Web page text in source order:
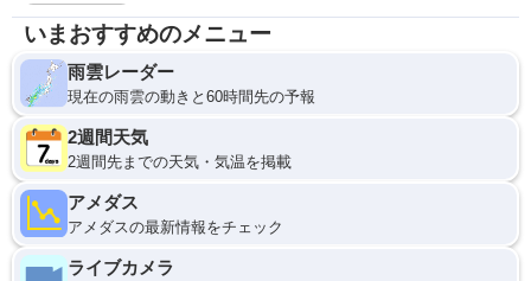
いまおすすめのメニュー
雨雲レーダー
現在の雨雲の動きと60時間先の予報
2週間天気
2週間先までの天気・気温を掲載
アメダス
アメダスの最新情報をチェック
ライブカメラ